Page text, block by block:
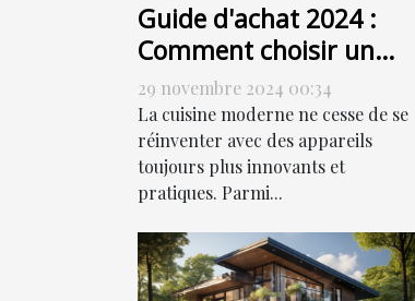
Guide d'achat 2024 :
Comment choisir un
four combiné à vapeur
29 novembre 2024 00:34
La cuisine moderne ne cesse de se
réinventer avec des appareils
toujours plus innovants et
pratiques. Parmi...